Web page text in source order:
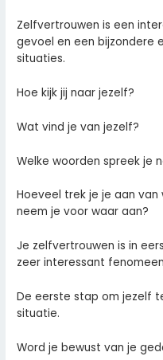
Zelfvertrouwen is een
gevoel en een bijzondere
situaties.
Hoe kijk jij naar jezelf?
Wat vind je van jezelf?
Welke woorden spreek je
Hoeveel trek je je aan
neem je voor waar aan?
Je zelfvertrouwen is in
zeer interessant
De eerste stap om jezelf
situatie.
Word je bewust van je